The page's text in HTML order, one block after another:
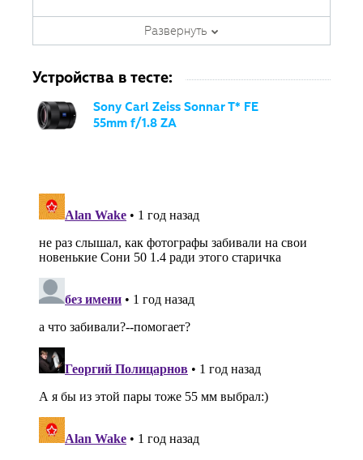
фотооборудования с 2007 года.
Является автором ряда обучающих
Развернуть
Устройства в тесте:
Sony Carl Zeiss Sonnar T* FE
55mm f/1.8 ZA